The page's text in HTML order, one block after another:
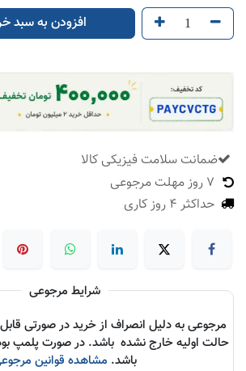
افزودن به سبد
ضمانت سلامت فیزیکی کالا
حداکثر 4 روز کاری
شرایط مرجوعی
مرجوعی به دلیل انصراف از خرید در صورتی
حالت اولیه خارج نشده باشد. در صورت پلمپ
باشد. مشاهده قوانین